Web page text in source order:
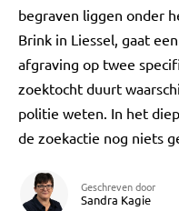
begraven liggen onder
Brink in Liessel, gaat
afgraving op twee
zoektocht duurt
politie weten. In het
de zoekactie nog niets
Geschreven door
Sandra Kagie